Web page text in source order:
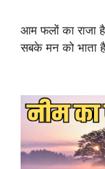
आम फलों का राजा
सबके मन को भाता